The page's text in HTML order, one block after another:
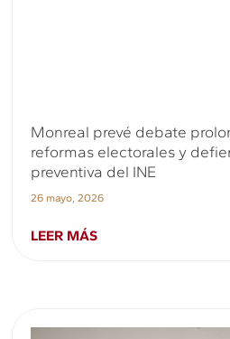
Monreal prevé debate
reformas electorales y
preventiva del INE
26 mayo, 2026
LEER MÁS